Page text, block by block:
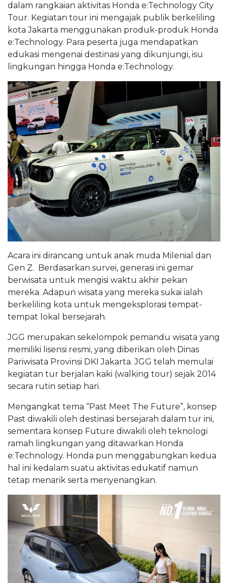
dalam rangkaian aktivitas Honda e:Technology City
Tour. Kegiatan tour ini mengajak publik berkeliling
kota Jakarta menggunakan produk-produk Honda
e:Technology. Para peserta juga mendapatkan
edukasi mengenai destinasi yang dikunjungi, isu
lingkungan hingga Honda e:Technology.
Acara ini dirancang untuk anak muda Milenial dan
Gen Z. Berdasarkan survei, generasi ini gemar
berwisata untuk mengisi waktu akhir pekan
mereka. Adapun wisata yang mereka sukai ialah
berkeliling kota untuk mengeksplorasi tempat-
tempat lokal bersejarah.
JGG merupakan sekelompok pemandu wisata yang
memiliki lisensi resmi, yang diberikan oleh Dinas
Pariwisata Provinsi DKI Jakarta. JGG telah memulai
kegiatan tur berjalan kaki (walking tour) sejak 2014
secara rutin setiap hari.
Mengangkat tema “Past Meet The Future”, konsep
Past diwakili oleh destinasi bersejarah dalam tur ini,
sementara konsep Future diwakili oleh teknologi
ramah lingkungan yang ditawarkan Honda
e:Technology. Honda pun menggabungkan kedua
hal ini kedalam suatu aktivitas edukatif namun
tetap menarik serta menyenangkan.